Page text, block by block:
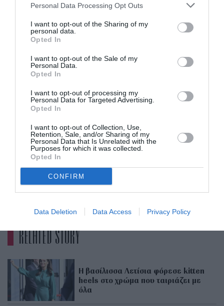
Personal Data Processing Opt Outs
I want to opt-out of the Sharing of my
personal data.
Opted In
I want to opt-out of the Sale of my
Personal Data.
Opted In
I want to opt-out of processing my
Personal Data for Targeted Advertising.
Opted In
I want to opt-out of Collection, Use,
Retention, Sale, and/or Sharing of my
Personal Data that Is Unrelated with the
Purposes for which it was collected.
Opted In
CONFIRM
Data Deletion Data Access Privacy Policy
RELATED STORY
Η βασίλισσα Λετίσια φόρεσε kitten
heels στο χρώμα που ταιριάζει με
όλα